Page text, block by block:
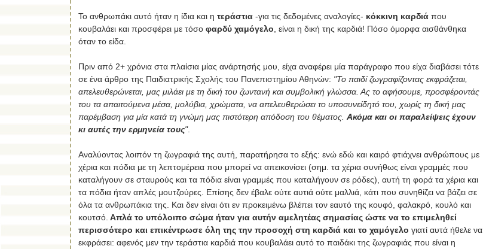
Το ανθρωπάκι αυτό ήταν η ίδια και η τεράστια -για τις δεδομένες αναλογίες- κόκκινη καρδιά που
κουβαλάει και προσφέρει με τόσο φαρδύ χαμόγελο , είναι η δική της καρδιά! Πόσο όμορφα αισθάνθηκα
όταν το είδα.
Πριν από 2+ χρόνια στα πλαίσια μίας ανάρτησής μου, είχα αναφέρει μία παράγραφο που είχα διαβάσει τότε
σε ένα άρθρο της Παιδιατρικής Σχολής του Πανεπιστημίου Αθηνών: "Το παιδί ζωγραφίζοντας εκφράζεται,
απελευθερώνεται, μας μιλάει με τη δική του ζωντανή και συμβολική γλώσσα. Ας το αφήσουμε, προσφέροντάς
του τα απαιτούμενα μέσα, μολύβια, χρώματα, να απελευθερώσει το υποσυνείδητό του, χωρίς τη δική μας
παρέμβαση για μία κατά τη γνώμη μας πιστότερη απόδοση του θέματος. Ακόμα και οι παραλείψεις έχουν
κι αυτές την ερμηνεία τους".
Αναλύοντας λοιπόν τη ζωγραφιά της αυτή, παρατήρησα το εξής: ενώ εδώ και καιρό φτιάχνει ανθρώπους με
χέρια και πόδια με τη λεπτομέρεια που μπορεί να απεικονίσει (σημ. τα χέρια συνήθως είναι γραμμές που
καταλήγουν σε σταυρούς και τα πόδια είναι γραμμές που καταλήγουν σε ρόδες), αυτή τη φορά τα χέρια και
τα πόδια ήταν απλές μουτζούρες. Επίσης δεν έβαλε ούτε αυτιά ούτε μαλλιά, κάτι που συνηθίζει να βάζει σε
όλα τα ανθρωπάκια της. Και δεν είναι ότι εν προκειμένω βλέπει τον εαυτό της κουφό, φαλακρό, κουλό και
κουτσό. Απλά το υπόλοιπο σώμα ήταν για αυτήν αμελητέας σημασίας ώστε να το επιμεληθεί
περισσότερο και επικέντρωσε όλη της την προσοχή στη καρδιά και το χαμόγελο γιατί αυτά ήθελε να
εκφράσει: αφενός μεν την τεράστια καρδιά που κουβαλάει αυτό το παιδάκι της ζωγραφιάς που είναι η